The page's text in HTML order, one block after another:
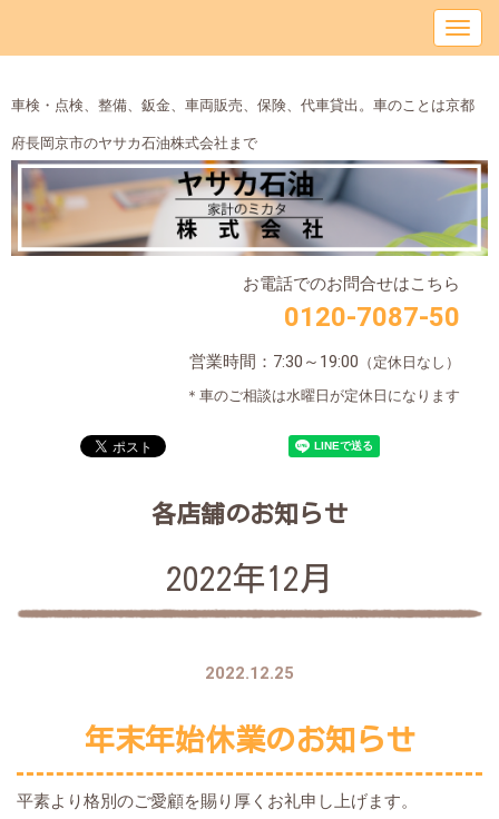
車検・点検、整備、鈑金、車両販売、保険、代車貸出。車のことは京都
府長岡京市のヤサカ石油株式会社まで
お電話でのお問合せはこちら
0120-7087-50
営業時間：7:30～19:00 （定休日なし）
＊車のご相談は水曜日が定休日になります
各店舗のお知らせ
2022年12月
2022.12.25
年末年始休業のお知らせ
平素より格別のご愛顧を賜り厚くお礼申し上げます。